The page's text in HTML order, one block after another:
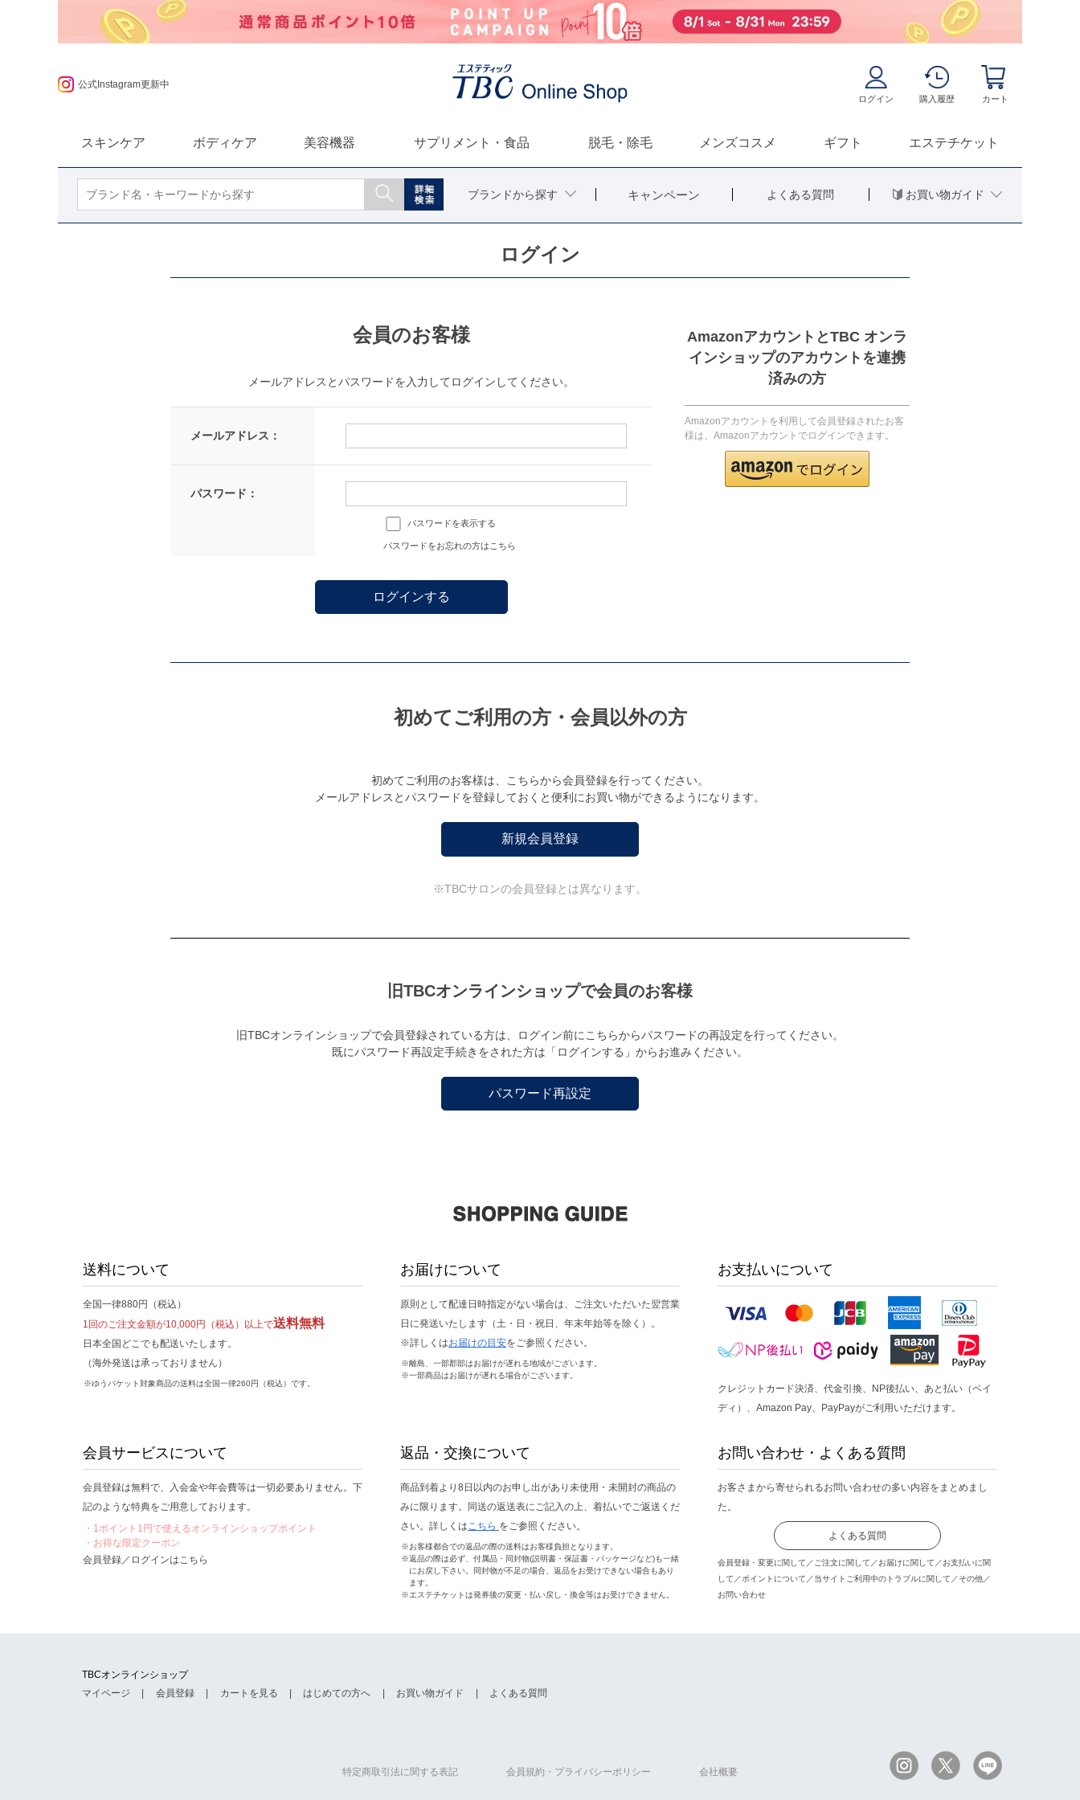
プレゼント 公式Instagram更新中
ログイン 購入履歴 カート
スキンケア ボディケア 美容機器 サプリメント・食品 脱毛・除毛 メンズコスメ ギフト エステチケット
ブランドから探す キャンペーン よくある質問 お買い物ガイド
ログイン
会員のお客様
メールアドレスとパスワードを入力してログインしてください。
メールアドレス：
パスワード：
パスワードを表示する
パスワードをお忘れの方はこちら
AmazonアカウントとTBC オンラ
インショップのアカウントを連携
済みの方
Amazonアカウントを利用して会員登録されたお客
様は、Amazonアカウントでログインできます。
初めてご利用の方・会員以外の方
初めてご利用のお客様は、こちらから会員登録を行ってください。
メールアドレスとパスワードを登録しておくと便利にお買い物ができるようになります。
※TBCサロンの会員登録とは異なります。
旧TBCオンラインショップで会員のお客様
旧TBCオンラインショップで会員登録されている方は、ログイン前にこちらからパスワードの再設定を行ってください。
既にパスワード再設定手続きをされた方は「ログインする」からお進みください。
パスワード再設定
送料について
全国一律880円（税込）
1回のご注文金額が10,000円（税込）以上で送料無料
日本全国どこでも配送いたします。
（海外発送は承っておりません）
※ゆうパケット対象商品の送料は全国一律260円（税込）です。
お届けについて
原則として配達日時指定がない場合は、ご注文いただいた翌営業
日に発送いたします（土・日・祝日、年末年始等を除く）。
※詳しくはお届けの目安をご参照ください。
※離島、一部郡部はお届けが遅れる地域がございます。
※一部商品はお届けが遅れる場合がございます。
お支払いについて
クレジットカード決済、代金引換、NP後払い、あと払い（ペイ
ディ）、Amazon Pay、PayPayがご利用いただけます。
会員サービスについて
会員登録は無料で、入会金や年会費等は一切必要ありません。下
記のような特典をご用意しております。
・1ポイント1円で使えるオンラインショップポイント
・お得な限定クーポン
会員登録／ログインはこちら
返品・交換について
商品到着より8日以内のお申し出があり未使用・未開封の商品の
みに限ります。同送の返送表にご記入の上、着払いでご返送くだ
さい。詳しくはこちら をご参照ください。
※お客様都合での返品の際の送料はお客様負担となります。
※返品の際は必ず、付属品・同封物(説明書・保証書・パッケージなど)も一緒
にお戻し下さい。同封物が不足の場合、返品をお受けできない場合もあり
ます。
※エステチケットは発券後の変更・払い戻し・換金等はお受けできません。
お問い合わせ・よくある質問
お客さまから寄せられるお問い合わせの多い内容をまとめまし
た。
よくある質問
会員登録・変更に関して／ご注文に関して／お届けに関して／お支払いに関
して／ポイントについて／当サイトご利用中のトラブルに関して／その他／
お問い合わせ
TBCオンラインショップ
マイページ
会員登録 カートを見る はじめての方へ お買い物ガイド よくある質問
特定商取引法に関する表記 会員規約・プライバシーポリシー 会社概要